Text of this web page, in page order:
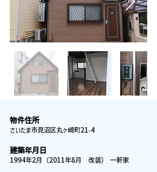
物件住所
さいたま市見沼区丸ヶ崎町21-4
建築年月日
1994年2月（2011年8月 改装） 一軒家